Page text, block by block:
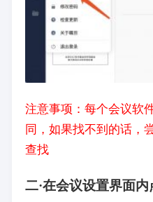
注意事项：每个会议软
同，如果找不到的话，
查找
二·在会议设置界面